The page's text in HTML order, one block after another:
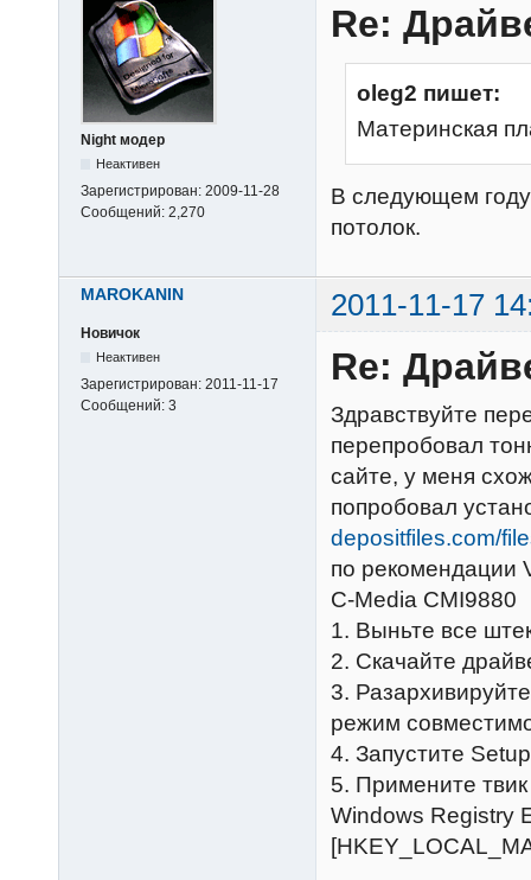
Night модер
Неактивен
Зарегистрирован: 2009-11-28
Сообщений: 2,270
Re:
oleg2 пишет:
Материнская
В следующем
потолок.
MAROKANIN 2011-11-17
Новичок
Неактивен
Зарегистрирован: 2011-11-17
Сообщений: 3
Re:
Здравствуйте
перепробовал
сайте, у меня
попробовал
depositfiles.com/
по рекомендации
C-Media CMI9880
1. Выньте все
2. Скачайте
3.
режим
4. Запустите
5. Примените
Windows Registry